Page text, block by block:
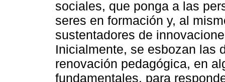
sociales, que ponga a las
seres en formación y, al
sustentadores de
Inicialmente, se esbozan las
renovación pedagógica, en
fundamentales, para